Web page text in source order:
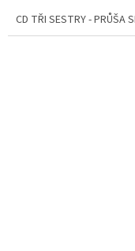
CD TŘI SESTRY - PRŮŠA